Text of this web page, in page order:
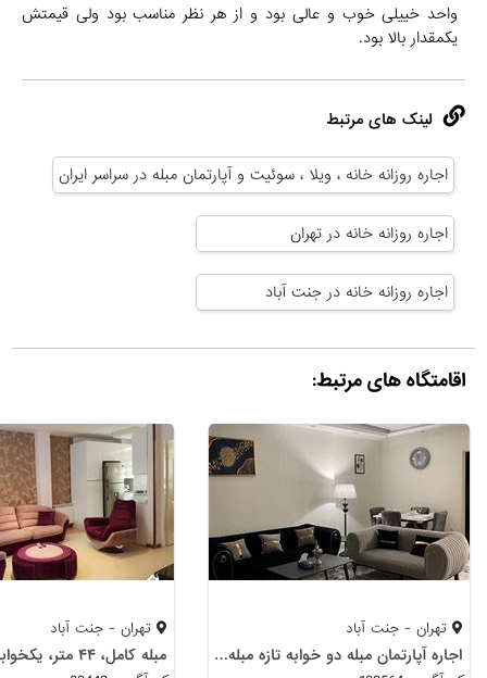
واحد خییلی خوب و عالی بود و از هر نظر مناسب بود ولی قیمتش
یکمقدار بالا بود.
لینک های مرتبط
اجاره روزانه خانه ، ویلا ، سوئیت و آپارتمان مبله در سراسر ایران
اجاره روزانه خانه در تهران
اجاره روزانه خانه در جنت آباد
اقامتگاه های مرتبط:
تهران - جنت آباد
اجاره آپارتمان مبله دو خوابه تازه مبله شده
تهران - جنت آباد
مبله کامل، ۴۴ متر، یکخوابه